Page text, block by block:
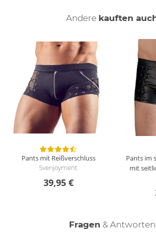
Andere kauften
Pants mit Reißverschluss
Svenjoyment
39,95 €
Pants im
mit
Fragen & Antworten